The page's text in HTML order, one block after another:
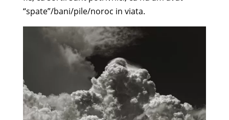
“spate”/bani/pile/noroc in viata.